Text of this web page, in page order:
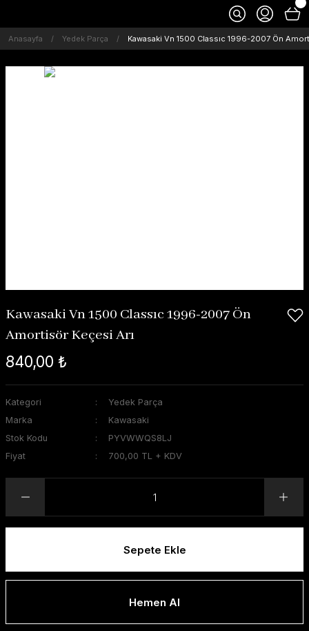
Anasayfa Yedek Parça Kawasaki Vn 1500 Classıc 1996-2007 Ön
Kawasaki Vn 1500 Classıc 1996-2007 Ön
Amortisör Keçesi Arı
840,00 ₺
Kategori
Yedek Parça
Marka
Kawasaki
Stok Kodu
PYVWWQS8LJ
Fiyat
700,00 TL + KDV
Sepete Ekle
Hemen Al